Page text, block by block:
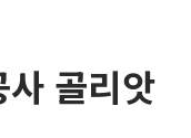
골리앗